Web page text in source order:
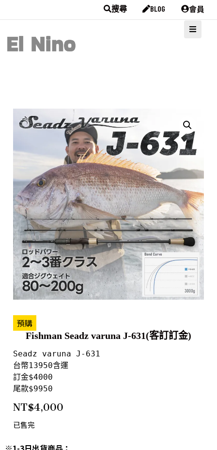
搜尋 BLOG 會員
預購
Fishman Seadz varuna J-631(客訂訂金)
Seadz varuna J-631
台幣13950含運
訂金$4000
尾款$9950
NT$4,000
已售完